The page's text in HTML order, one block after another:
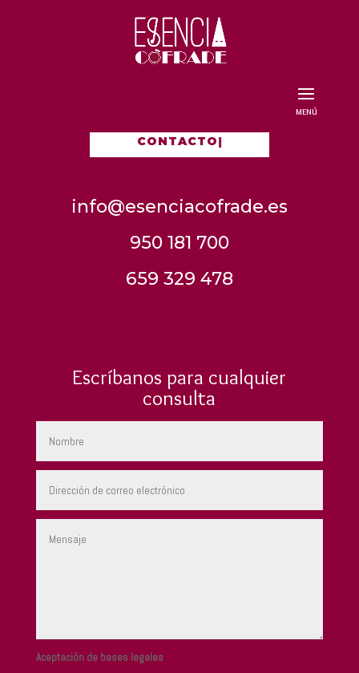
CONTACTO|
info@esenciacofrade.es
950 181 700
659 329 478
Escríbanos para cualquier
consulta
Aceptación de bases legales